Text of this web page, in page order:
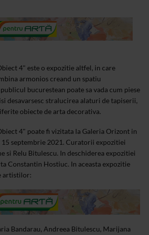
4" este o expozitie altfel, in care
armonios creand un spatiu
bucurestean poate sa vada cum piese
desavarsesc stralucirea alaturi de tapiserii,
obiecte de arta decorativa.
4" poate fi vizitata la Galeria Orizont in
15 septembrie 2021. Curatorii expozitiei
si Relu Bitulescu. In deschiderea expozitiei
Constantin Hostiuc. In aceasta expozitie
artistilor:
Bandarau, Andreea Bitulescu, Marijana